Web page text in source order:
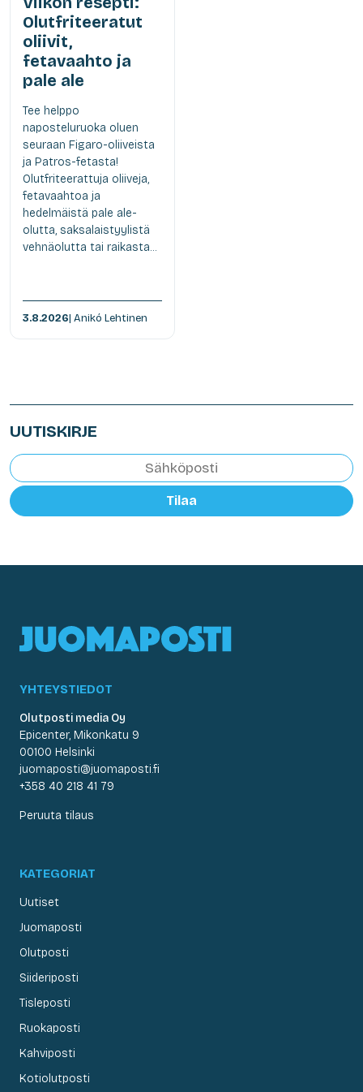
Olutfriteeratut
oliivit,
fetavaahto ja
pale ale
Tee helppo
naposteluruoka oluen
seuraan Figaro-oliiveista
ja Patros-fetasta!
Olutfriteerattuja oliiveja,
fetavaahtoa ja
hedelmäistä pale ale-
olutta, saksalaistyylistä
vehnäolutta tai raikasta...
3.8.2026| Anikó Lehtinen
UUTISKIRJE
Tilaa
YHTEYSTIEDOT
Olutposti media Oy
Epicenter, Mikonkatu 9
00100 Helsinki
juomaposti@juomaposti.fi
+358 40 218 41 79
Peruuta tilaus
KATEGORIAT
Uutiset
Juomaposti
Olutposti
Siideriposti
Tisleposti
Ruokaposti
Kahviposti
Kotiolutposti